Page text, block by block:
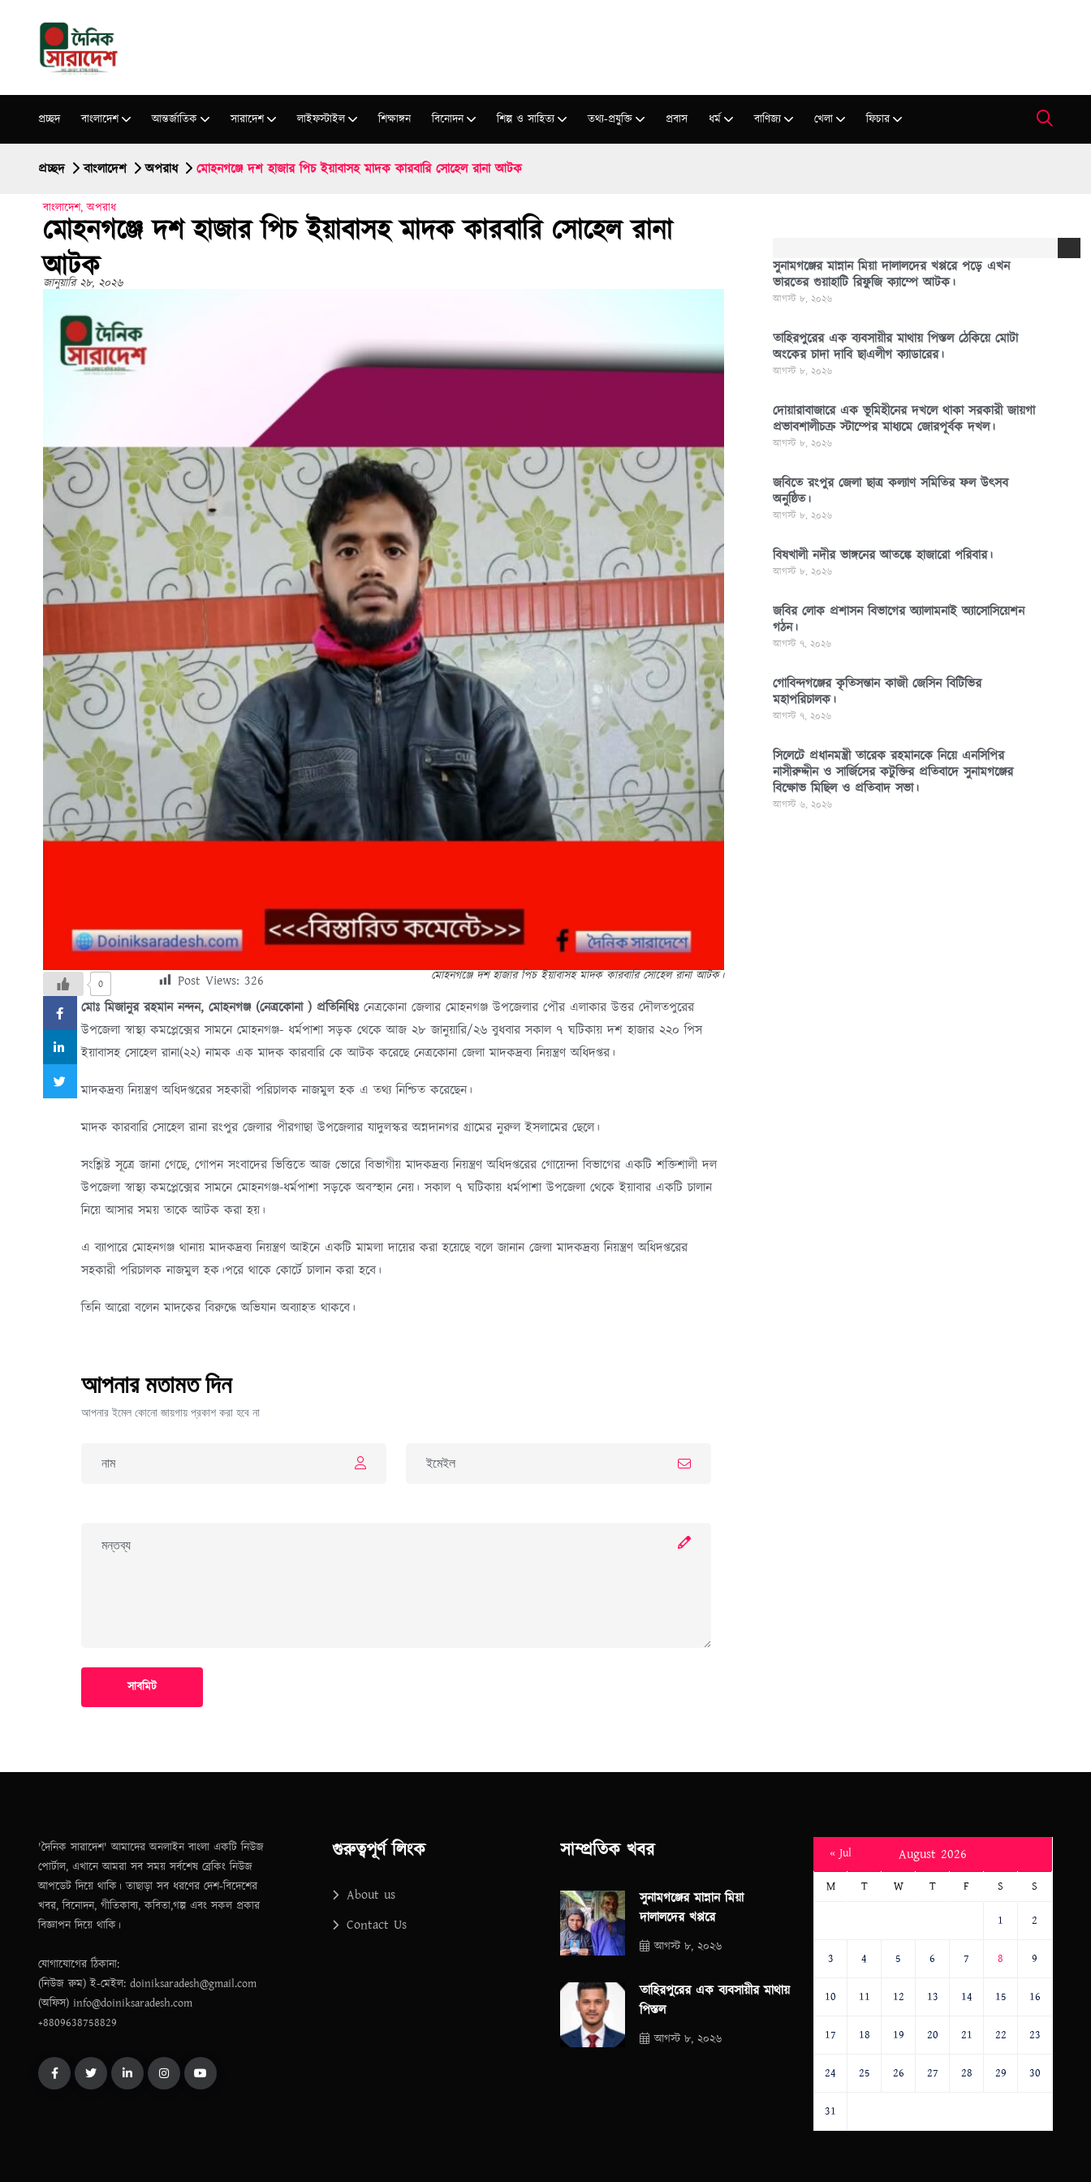
প্রচ্ছদ বাংলাদেশ আন্তর্জাতিক সারাদেশ লাইফস্টাইল শিক্ষাঙ্গন বিনোদন শিল্প ও সাহিত্য তথ্য-প্রযুক্তি প্রবাস ধর্ম বাণিজ্য খেলা ফিচার
প্রচ্ছদ বাংলাদেশ অপরাধ মোহনগঞ্জে দশ হাজার পিচ ইয়াবাসহ মাদক কারবারি সোহেল রানা আটক
বাংলাদেশ,অপরাধ
মোহনগঞ্জে দশ হাজার পিচ ইয়াবাসহ মাদক কারবারি সোহেল রানা
আটক
জানুয়ারি ২৮, ২০২৬
0 Post Views: 326 মোহনগঞ্জে দশ হাজার পিচ ইয়াবাসহ মাদক কারবারি সোহেল রানা আটক।
মোঃ মিজানুর রহমান নন্দন, মোহনগঞ্জ (নেত্রকোনা ) প্রতিনিধিঃ নেত্রকোনা জেলার মোহনগঞ্জ উপজেলার পৌর এলাকার উত্তর দৌলতপুরের
উপজেলা স্বাস্থ্য কমপ্লেক্সের সামনে মোহনগঞ্জ- ধর্মপাশা সড়ক থেকে আজ ২৮ জানুয়ারি/২৬ বুধবার সকাল ৭ ঘটিকায় দশ হাজার ২২০ পিস
ইয়াবাসহ সোহেল রানা(২২) নামক এক মাদক কারবারি কে আটক করেছে নেত্রকোনা জেলা মাদকদ্রব্য নিয়ন্ত্রণ অধিদপ্তর।
মাদকদ্রব্য নিয়ন্ত্রণ অধিদপ্তরের সহকারী পরিচালক নাজমুল হক এ তথ্য নিশ্চিত করেছেন।
মাদক কারবারি সোহেল রানা রংপুর জেলার পীরগাছা উপজেলার যাদুলস্কর অন্নদানগর গ্রামের নুরুল ইসলামের ছেলে।
সংশ্লিষ্ট সূত্রে জানা গেছে, গোপন সংবাদের ভিত্তিতে আজ ভোরে বিভাগীয় মাদকদ্রব্য নিয়ন্ত্রণ অধিদপ্তরের গোয়েন্দা বিভাগের একটি শক্তিশালী দল
উপজেলা স্বাস্থ্য কমপ্লেক্সের সামনে মোহনগঞ্জ-ধর্মপাশা সড়কে অবস্হান নেয়। সকাল ৭ ঘটিকায় ধর্মপাশা উপজেলা থেকে ইয়াবার একটি চালান
নিয়ে আসার সময় তাকে আটক করা হয়।
এ ব্যাপারে মোহনগঞ্জ থানায় মাদকদ্রব্য নিয়ন্ত্রণ আইনে একটি মামলা দায়ের করা হয়েছে বলে জানান জেলা মাদকদ্রব্য নিয়ন্ত্রণ অধিদপ্তরের
সহকারী পরিচালক নাজমুল হক।পরে থাকে কোর্টে চালান করা হবে।
তিনি আরো বলেন মাদকের বিরুদ্ধে ‌অভিযান অব্যাহত থাকবে।
আপনার মতামত দিন
আপনার ইমেল কোনো জায়গায় প্রকাশ করা হবে না
সাবমিট
সুনামগঞ্জের মান্নান মিয়া দালালদের খপ্পরে পড়ে এখন
ভারতের গুয়াহাটি রিফুজি ক্যাম্পে আটক।
আগস্ট ৮, ২০২৬
তাহিরপুরের এক ব্যবসায়ীর মাথায় পিস্তল ঠেকিয়ে মোটা
অংকের চাদা দাবি ছাএলীগ ক্যাডারের।
আগস্ট ৮, ২০২৬
দোয়ারাবাজারে এক ভূমিহীনের দখলে থাকা সরকারী জায়গা
প্রভাবশালীচক্র স্টাম্পের মাধ্যমে জোরপূর্বক দখল।
আগস্ট ৮, ২০২৬
জবিতে রংপুর জেলা ছাত্র কল্যাণ সমিতির ফল উৎসব
অনুষ্ঠিত।
আগস্ট ৮, ২০২৬
বিষখালী নদীর ভাঙ্গনের আতঙ্কে হাজারো পরিবার।
আগস্ট ৮, ২০২৬
জবির লোক প্রশাসন বিভাগের অ্যালামনাই অ্যাসোসিয়েশন
গঠন।
আগস্ট ৭, ২০২৬
গোবিন্দগঞ্জের কৃতিসন্তান কাজী জেসিন বিটিভির
মহাপরিচালক।
আগস্ট ৭, ২০২৬
সিলেটে প্রধানমন্ত্রী তারেক রহমানকে নিয়ে এনসিপির
নাসীরুদ্দীন ও সার্জিসের কটুক্তির প্রতিবাদে সুনামগঞ্জের
বিক্ষোভ মিছিল ও প্রতিবাদ সভা।
আগস্ট ৬, ২০২৬
'দৈনিক সারাদেশ' আমাদের অনলাইন বাংলা একটি নিউজ
পোর্টাল, এখানে আমরা সব সময় সর্বশেষ ব্রেকিং নিউজ
আপডেট দিয়ে থাকি। তাছাড়া সব ধরণের দেশ-বিদেশের
খবর, বিনোদন, গীতিকাব্য, কবিতা,গল্প এবং সকল প্রকার
বিজ্ঞাপন দিয়ে থাকি।
যোগাযোগের ঠিকানা:
(নিউজ রুম) ই-মেইল: doiniksaradesh@gmail.com
(অফিস) info@doiniksaradesh.com
+8809638758829
গুরুত্বপূর্ণ লিংক
About us
Contact Us
সাম্প্রতিক খবর
সুনামগঞ্জের মান্নান মিয়া
দালালদের খপ্পরে
আগস্ট ৮, ২০২৬
তাহিরপুরের এক ব্যবসায়ীর মাথায়
পিস্তল
আগস্ট ৮, ২০২৬
August 2026
M T W T F S S
1 2
3 4 5 6 7 8 9
10 11 12 13 14 15 16
17 18 19 20 21 22 23
24 25 26 27 28 29 30
31
« Jul